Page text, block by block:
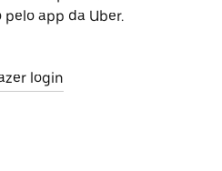
app da Uber.
login